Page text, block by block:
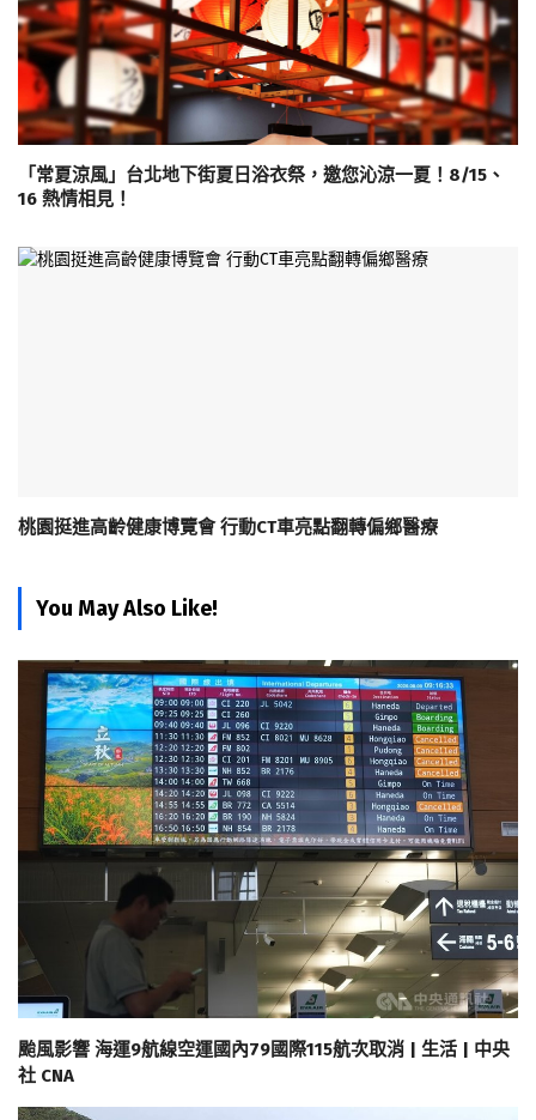
「常夏涼風」台北地下街夏日浴衣祭，邀您沁涼一夏！8/15、
16 熱情相見！
桃園挺進高齡健康博覽會 行動CT車亮點翻轉偏鄉醫療
You May Also Like!
颱風影響 海運9航線空運國內79國際115航次取消 | 生活 | 中央
社 CNA